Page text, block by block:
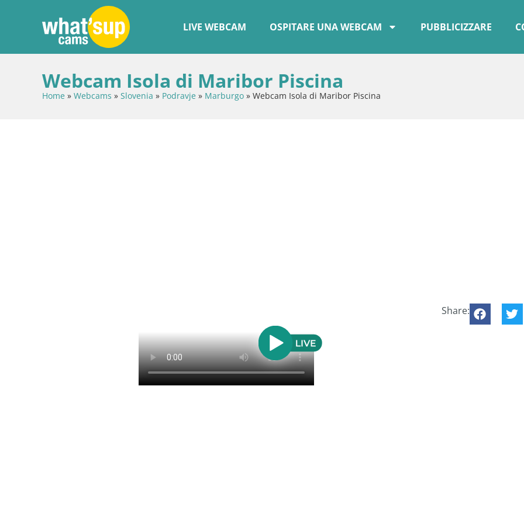
LIVE WEBCAM OSPITARE UNA WEBCAM PUBBLICIZZARE
Webcam Isola di Maribor Piscina
Home » Webcams » Slovenia » Podravje » Marburgo » Webcam Isola di Maribor Piscina
Share: